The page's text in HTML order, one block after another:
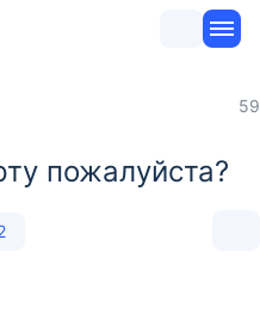
59
пожалуйста?